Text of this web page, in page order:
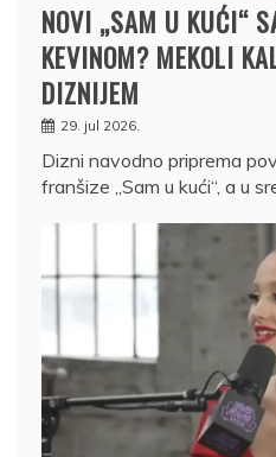
NOVI „SAM U KUĆI“
KEVINOM? MEKOLI
DIZNIJEM
29. jul 2026.
Dizni navodno priprema
franšize „Sam u kući“, a u